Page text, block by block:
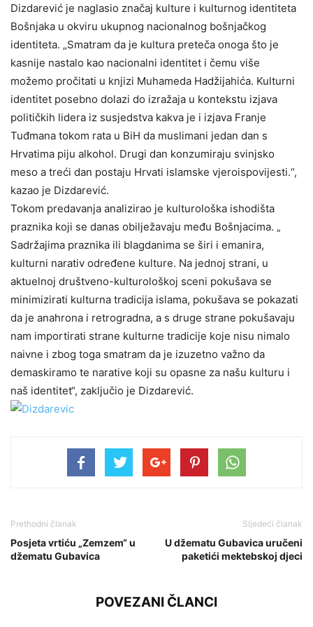
Dizdarević je naglasio značaj kulture i kulturnog identiteta
Bošnjaka u okviru ukupnog nacionalnog bošnjačkog
identiteta. „Smatram da je kultura preteča onoga što je
kasnije nastalo kao nacionalni identitet i čemu više
možemo pročitati u knjizi Muhameda Hadžijahića. Kulturni
identitet posebno dolazi do izražaja u kontekstu izjava
političkih lidera iz susjedstva kakva je i izjava Franje
Tuđmana tokom rata u BiH da muslimani jedan dan s
Hrvatima piju alkohol. Drugi dan konzumiraju svinjsko
meso a treći dan postaju Hrvati islamske vjeroispovijesti.“,
kazao je Dizdarević.
Tokom predavanja analizirao je kulturološka ishodišta
praznika koji se danas obilježavaju među Bošnjacima. „
Sadržajima praznika ili blagdanima se širi i emanira,
kulturni narativ određene kulture. Na jednoj strani, u
aktuelnoj društveno-kulturološkoj sceni pokušava se
minimizirati kulturna tradicija islama, pokušava se pokazati
da je anahrona i retrogradna, a s druge strane pokušavaju
nam importirati strane kulturne tradicije koje nisu nimalo
naivne i zbog toga smatram da je izuzetno važno da
demaskiramo te narative koji su opasne za našu kulturu i
naš identitet“, zaključio je Dizdarević.
Prethodni članak
Posjeta vrtiću „Zemzem“ u
džematu Gubavica
Sljedeći članak
U džematu Gubavica uručeni
paketići mektebskoj djeci
POVEZANI ČLANCI